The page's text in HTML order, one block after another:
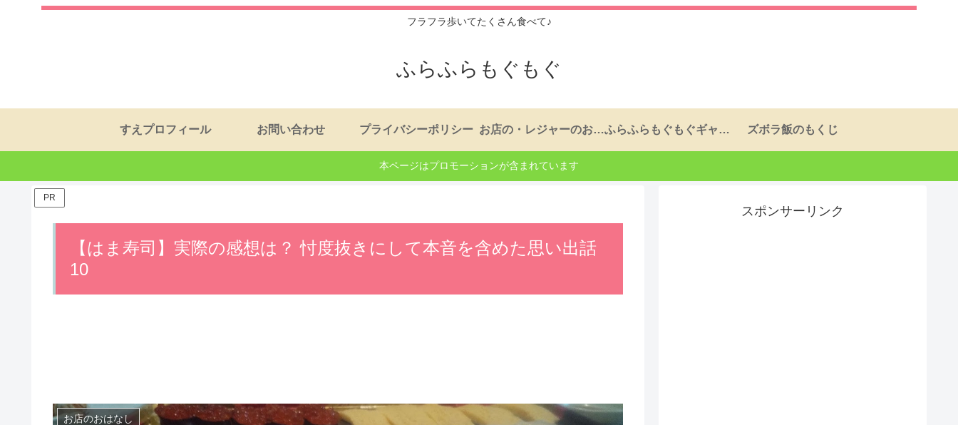
フラフラ歩いてたくさん食べて♪
ふらふらもぐもぐ
すえプロフィール お問い合わせ プライバシーポリシー お店の・レジャーのおはなし。もくじ ふらふらもぐもぐギャラリーページ ズボラ飯のもくじ
本ページはプロモーションが含まれています
PR
【はま寿司】実際の感想は？ 忖度抜きにして本音を含めた思い出話
10
お店のおはなし
スポンサーリンク